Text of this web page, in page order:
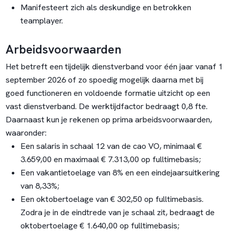
Manifesteert zich als deskundige en betrokken
teamplayer.
Arbeidsvoorwaarden
Het betreft een tijdelijk dienstverband voor één jaar vanaf 1
september 2026 of zo spoedig mogelijk daarna met bij
goed functioneren en voldoende formatie uitzicht op een
vast dienstverband. De werktijdfactor bedraagt 0,8 fte.
Daarnaast kun je rekenen op prima arbeidsvoorwaarden,
waaronder:
Een salaris in schaal 12 van de cao VO, minimaal €
3.659,00 en maximaal € 7.313,00 op fulltimebasis;
Een vakantietoelage van 8% en een eindejaarsuitkering
van 8,33%;
Een oktobertoelage van € 302,50 op fulltimebasis.
Zodra je in de eindtrede van je schaal zit, bedraagt de
oktobertoelage € 1.640,00 op fulltimebasis;